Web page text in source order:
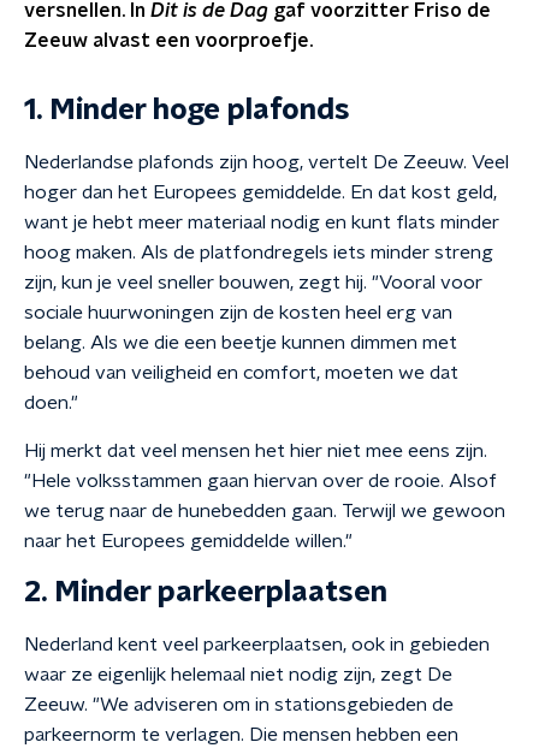
versnellen. In Dit is de Dag gaf voorzitter Friso de
Zeeuw alvast een voorproefje.
1. Minder hoge plafonds
Nederlandse plafonds zijn hoog, vertelt De Zeeuw. Veel
hoger dan het Europees gemiddelde. En dat kost geld,
want je hebt meer materiaal nodig en kunt flats minder
hoog maken. Als de platfondregels iets minder streng
zijn, kun je veel sneller bouwen, zegt hij. "Vooral voor
sociale huurwoningen zijn de kosten heel erg van
belang. Als we die een beetje kunnen dimmen met
behoud van veiligheid en comfort, moeten we dat
doen."
Hij merkt dat veel mensen het hier niet mee eens zijn.
"Hele volksstammen gaan hiervan over de rooie. Alsof
we terug naar de hunebedden gaan. Terwijl we gewoon
naar het Europees gemiddelde willen."
2. Minder parkeerplaatsen
Nederland kent veel parkeerplaatsen, ook in gebieden
waar ze eigenlijk helemaal niet nodig zijn, zegt De
Zeeuw. "We adviseren om in stationsgebieden de
parkeernorm te verlagen. Die mensen hebben een